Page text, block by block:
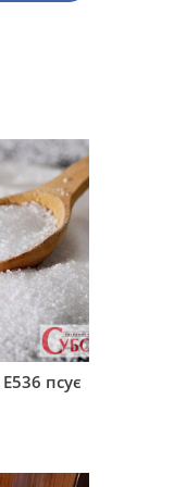
псує